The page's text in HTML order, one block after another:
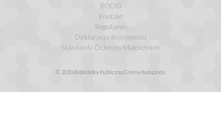
RODO
Kontakt
Regulamin
Deklaracja dostępności
Standardy Ochrony Małoletnich
© 2020 Biblioteka Publiczna Gminy Kampinos